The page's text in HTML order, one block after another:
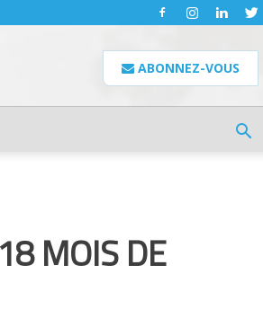
ABONNEZ-VOUS
MOIS DE